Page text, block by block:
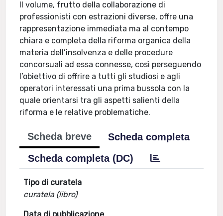
Il volume, frutto della collaborazione di
professionisti con estrazioni diverse, offre una
rappresentazione immediata ma al contempo
chiara e completa della riforma organica della
materia dell’insolvenza e delle procedure
concorsuali ad essa connesse, così perseguendo
l’obiettivo di offrire a tutti gli studiosi e agli
operatori interessati una prima bussola con la
quale orientarsi tra gli aspetti salienti della
riforma e le relative problematiche.
Scheda breve
Scheda completa
Scheda completa (DC)
Tipo di curatela
curatela (libro)